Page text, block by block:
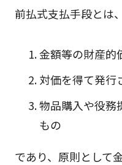
前払式支払手段とは、
金額等の財産的
対価を得て発行
物品購入や役務
もの
であり、原則として